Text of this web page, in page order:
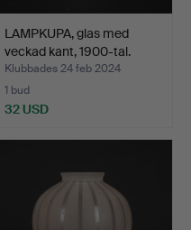
LAMPKUPA, glas med
veckad kant, 1900-tal.
Klubbades 24 feb 2024
1 bud
32 USD